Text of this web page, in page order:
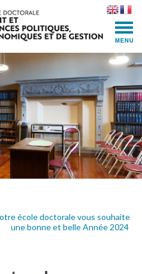
école doctorale vous souhaite
une bonne et belle Année 2024